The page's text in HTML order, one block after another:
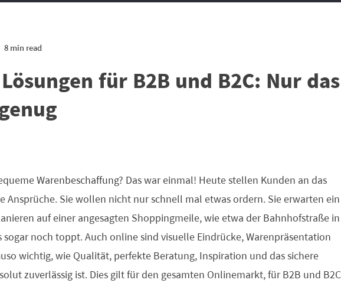
8 min read
für B2B und B2C: Nur das
Warenbeschaffung? Das war einmal! Heute stellen Kunden an das
Ansprüche. Sie wollen nicht nur schnell mal etwas ordern. Sie erwarten ein
auf einer angesagten Shoppingmeile, wie etwa der Bahnhofstraße in
noch toppt. Auch online sind visuelle Eindrücke, Warenpräsentation
wichtig, wie Qualität, perfekte Beratung, Inspiration und das sichere
zuverlässig ist. Dies gilt für den gesamten Onlinemarkt, für B2B und B2C,